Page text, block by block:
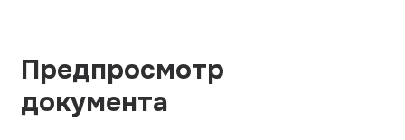
Предпросмотр
документа